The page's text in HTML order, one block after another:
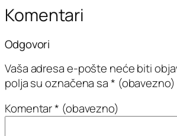
Komentari
Odgovori
Vaša adresa e-pošte neće biti
polja su označena sa* (obavezno)
Komentar* (obavezno)